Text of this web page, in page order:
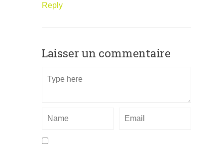
Reply
Laisser un commentaire